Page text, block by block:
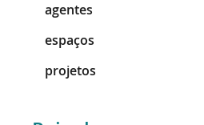
agentes
espaços
projetos